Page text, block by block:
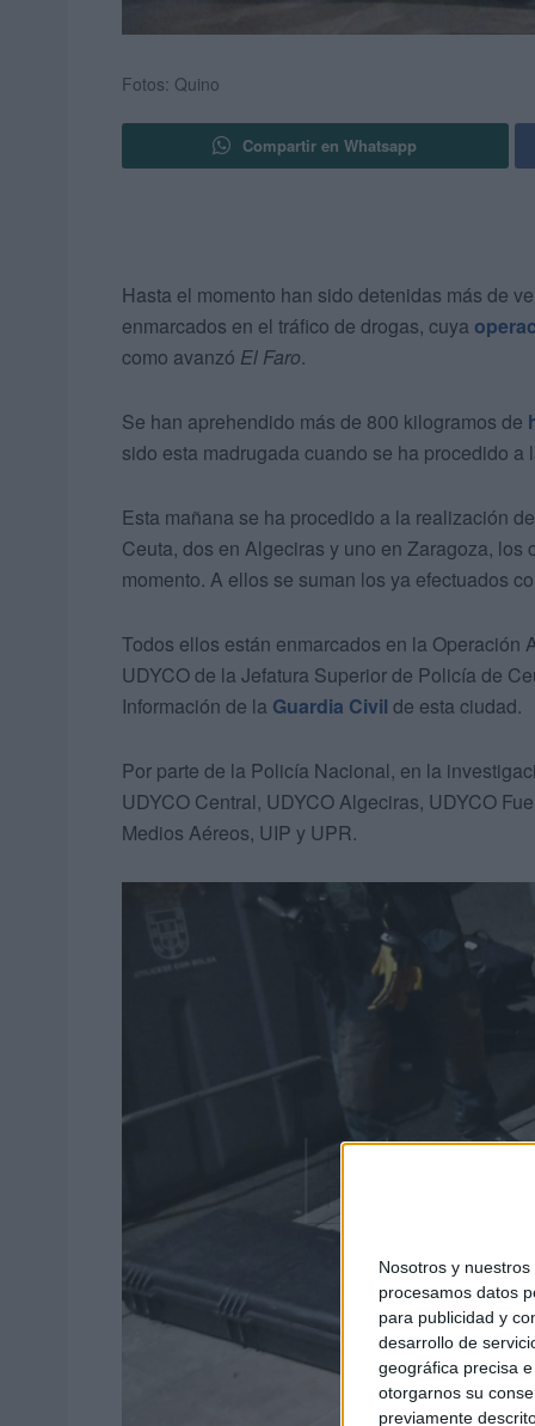
Nosotros y nuestros
procesamos datos
para publicidad y
desarrollo de
geográfica precisa
otorgarnos su
previamente
Fotos: Quino
Compartir en Whatsapp
Hasta el momento han sido detenidas más de
enmarcados en el tráfico de drogas, cuya
como avanzó El Faro.
Se han aprehendido más de 800 kilogramos de
sido esta madrugada cuando se ha procedido
Esta mañana se ha procedido a la realización
Ceuta, dos en Algeciras y uno en Zaragoza,
momento. A ellos se suman los ya efectuados
Todos ellos están enmarcados en la Operación
UDYCO de la Jefatura Superior de Policía de
Información de la Guardia Civil de esta ciudad.
Por parte de la Policía Nacional, en la
UDYCO Central, UDYCO Algeciras, UDYCO
Medios Aéreos, UIP y UPR.